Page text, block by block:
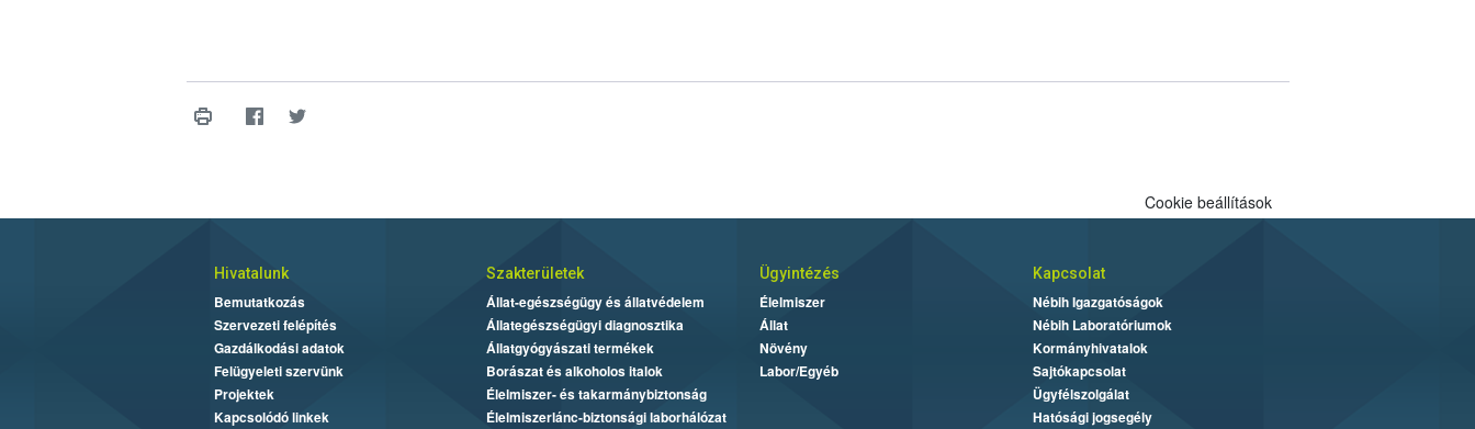
Cookie beállítások
Hivatalunk
Bemutatkozás
Szervezeti felépítés
Gazdálkodási adatok
Felügyeleti szervünk
Projektek
Kapcsolódó linkek
Szakterületek
Állat-egészségügy és állatvédelem
Állategészségügyi diagnosztika
Állatgyógyászati termékek
Borászat és alkoholos italok
Élelmiszer- és takarmánybiztonság
Élelmiszerlánc-biztonsági laborhálózat
Ügyintézés
Élelmiszer
Állat
Növény
Labor/Egyéb
Kapcsolat
Nébih Igazgatóságok
Nébih Laboratóriumok
Kormányhivatalok
Sajtókapcsolat
Ügyfélszolgálat
Hatósági jogsegély